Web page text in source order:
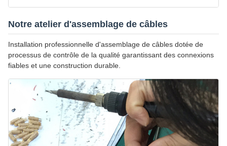
Notre atelier d'assemblage de câbles
Installation professionnelle d'assemblage de câbles dotée de
processus de contrôle de la qualité garantissant des connexions
fiables et une construction durable.